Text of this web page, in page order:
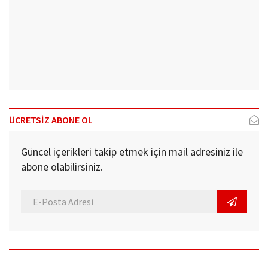
ÜCRETSİZ ABONE OL
Güncel içerikleri takip etmek için mail adresiniz ile
abone olabilirsiniz.